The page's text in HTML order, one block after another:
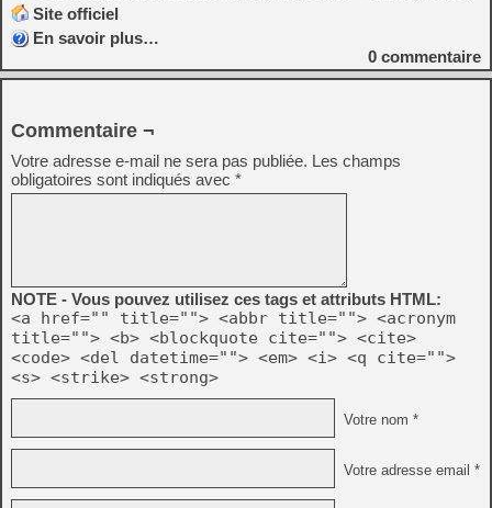
Site officiel
En savoir plus…
0 commentaire
Commentaire ¬
Votre adresse e-mail ne sera pas publiée. Les champs
obligatoires sont indiqués avec *
NOTE - Vous pouvez utilisez ces tags et attributs HTML:
<a href="" title=""> <abbr title=""> <acronym
title=""> <b> <blockquote cite=""> <cite>
<code> <del datetime=""> <em> <i> <q cite="">
<s> <strike> <strong>
Votre nom *
Votre adresse email *